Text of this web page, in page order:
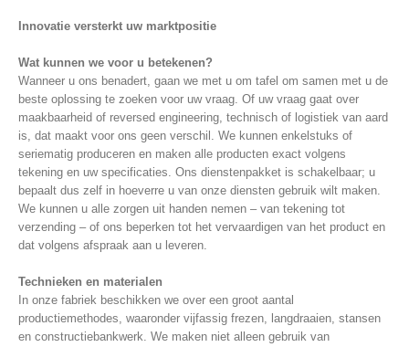
Innovatie versterkt uw marktpositie
Wat kunnen we voor u betekenen?
Wanneer u ons benadert, gaan we met u om tafel om samen met u de
beste oplossing te zoeken voor uw vraag. Of uw vraag gaat over
maakbaarheid of reversed engineering, technisch of logistiek van aard
is, dat maakt voor ons geen verschil. We kunnen enkelstuks of
seriematig produceren en maken alle producten exact volgens
tekening en uw specificaties. Ons dienstenpakket is schakelbaar; u
bepaalt dus zelf in hoeverre u van onze diensten gebruik wilt maken.
We kunnen u alle zorgen uit handen nemen – van tekening tot
verzending – of ons beperken tot het vervaardigen van het product en
dat volgens afspraak aan u leveren.
Technieken en materialen
In onze fabriek beschikken we over een groot aantal
productiemethodes, waaronder vijfassig frezen, langdraaien, stansen
en constructiebankwerk. We maken niet alleen gebruik van